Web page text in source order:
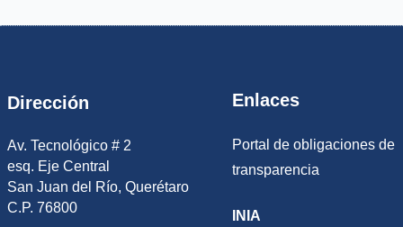
Dirección
Av. Tecnológico # 2
esq. Eje Central
San Juan del Río, Querétaro
C.P. 76800
Enlaces
Portal de obligaciones de
transparencia
INIA